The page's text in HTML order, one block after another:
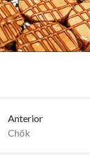
Anterior
Chök